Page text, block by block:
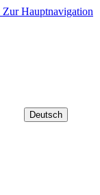
Zur Hauptnavigation
Deutsch